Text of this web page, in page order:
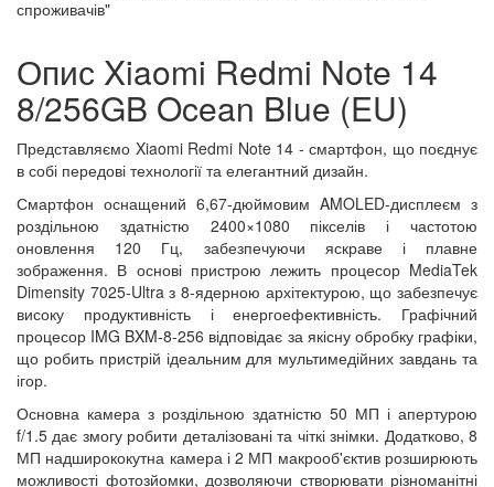
спроживачів"
Опис Xiaomi Redmi Note 14
8/256GB Ocean Blue (EU)
Представляємо Xiaomi Redmi Note 14 - смартфон, що поєднує
в собі передові технології та елегантний дизайн.
Смартфон оснащений 6,67-дюймовим AMOLED-дисплеєм з
роздільною здатністю 2400×1080 пікселів і частотою
оновлення 120 Гц, забезпечуючи яскраве і плавне
зображення. В основі пристрою лежить процесор MediaTek
Dimensity 7025-Ultra з 8-ядерною архітектурою, що забезпечує
високу продуктивність і енергоефективність. Графічний
процесор IMG BXM-8-256 відповідає за якісну обробку графіки,
що робить пристрій ідеальним для мультимедійних завдань та
ігор.
Основна камера з роздільною здатністю 50 МП і апертурою
f/1.5 дає змогу робити деталізовані та чіткі знімки. Додатково, 8
МП надширококутна камера і 2 МП макрооб'єктив розширюють
можливості фотозйомки, дозволяючи створювати різноманітні